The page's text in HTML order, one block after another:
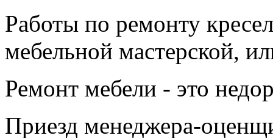
Работы по ремонту
мебельной мастерской,
Ремонт мебели - это
Приезд менеджера-